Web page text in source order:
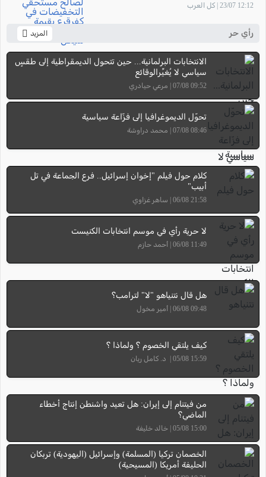
12:12 23/07 | كل العرب
رأي حر المزيد
الانتخابات البرلمانية... حين تتحول الديمقراطية إلى طقسٍ
سياسي لا يُغيِّرالوقائع
09:52 07/08 | مرعي حيادري
تحوّل الديموغرافيا إلى فزّاعة سياسية
08:46 07/08 | محمد دراوشة
كلام حول فيلم "إخوان إسرائيل.. فرع الجماعة في تل
أبيب"
21:58 06/08 | ساهر غزاوي
لا حرية رأي في موسم انتخابات الكنيست
11:49 06/08 | أحمد حازم
هل قال نتنياهو "لا" لترامب؟
09:48 06/08 | أمير مخول
كيف يلتقي الخصوم ؟ ولماذا ؟
15:59 05/08 | د. كامل ريان
من فيتنام إلى إيران: هل تعيد واشنطن إنتاج أخطاء
الماضي؟
15:00 05/08 | خالد خليفة
الخصمان تركيا (المسلمة) وإسرائيل (اليهودية) تربكان
الحليفة أمريكا (المسيحية)